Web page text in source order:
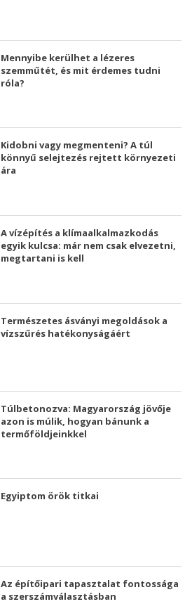
Mennyibe kerülhet a lézeres
szemműtét, és mit érdemes tudni
róla?
Kidobni vagy megmenteni? A túl
könnyű selejtezés rejtett környezeti
ára
A vízépítés a klímaalkalmazkodás
egyik kulcsa: már nem csak elvezetni,
megtartani is kell
Természetes ásványi megoldások a
vízszűrés hatékonyságáért
Túlbetonozva: Magyarország jövője
azon is múlik, hogyan bánunk a
termőföldjeinkkel
Egyiptom örök titkai
Az építőipari tapasztalat fontossága
a szerszámválasztásban